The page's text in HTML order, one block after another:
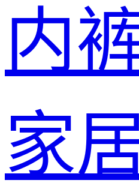
内
家